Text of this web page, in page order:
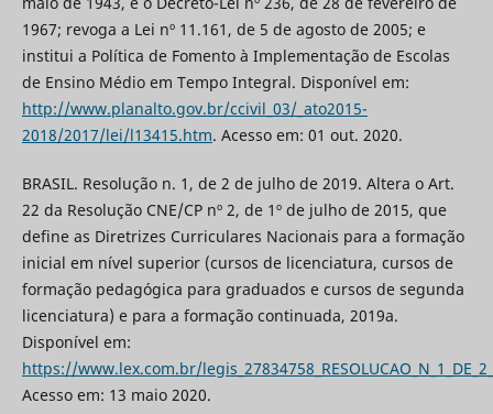
1967; revoga a Lei nº 11.161, de 5 de agosto de 2005; e
institui a Política de Fomento à Implementação de Escolas
de Ensino Médio em Tempo Integral. Disponível em:
http://www.planalto.gov.br/ccivil_03/_ato2015-
2018/2017/lei/l13415.htm. Acesso em: 01 out. 2020.
BRASIL. Resolução n. 1, de 2 de julho de 2019. Altera o Art.
22 da Resolução CNE/CP nº 2, de 1º de julho de 2015, que
define as Diretrizes Curriculares Nacionais para a formação
inicial em nível superior (cursos de licenciatura, cursos de
formação pedagógica para graduados e cursos de segunda
licenciatura) e para a formação continuada, 2019a.
Disponível em:
https://www.lex.com.br/
Acesso em: 13 maio 2020.